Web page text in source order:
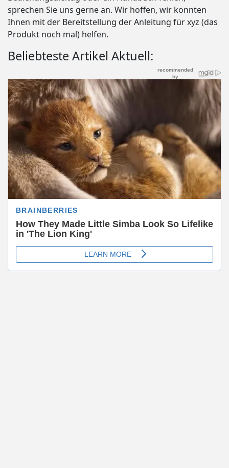
sprechen Sie uns gerne an. Wir hoffen, wir konnten
Ihnen mit der Bereitstellung der Anleitung für xyz (das
Produkt noch mal) helfen.
Beliebteste Artikel Aktuell: